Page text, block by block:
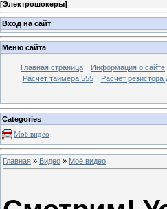
[Электрошокеры]
Вход на сайт
Меню сайта
Главная страница Информация о сайте
Расчет таймера 555
Расчет резистора
Categories
Моё видео
Главная » Видео » Моё видео